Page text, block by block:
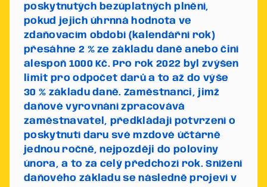
poskytnutých bezúplatných plnění,
pokud jejich úhrnná hodnota ve
zdaňovacím období (kalendářní rok)
přesáhne 2 % ze základu daně anebo činí
alespoň 1000 Kč. Pro rok 2022 byl zvýšen
limit pro odpočet darů a to až do výše
30 % základu daně.Zaměstnanci, jimž
daňové vyrovnání zpracovává
zaměstnavatel, předkládají potvrzení o
poskytnutí daru své mzdové účtárně
jednou ročně, nejpozději do poloviny
února, a to za celý předchozí rok. Snížení
daňového základu se následně projeví v